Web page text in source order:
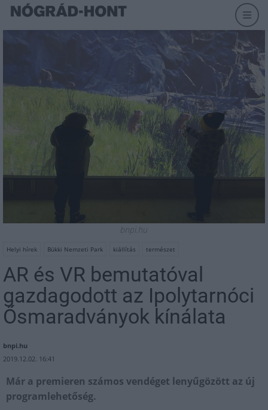
bnpi.hu
Helyi hírek Bükki Nemzeti Park kiállítás természet
AR és VR bemutatóval
gazdagodott az Ipolytarnóci
Ősmaradványok kínálata
bnpi.hu
2019.12.02. 16:41
Már a premieren számos vendéget lenyűgözött az új
programlehetőség.